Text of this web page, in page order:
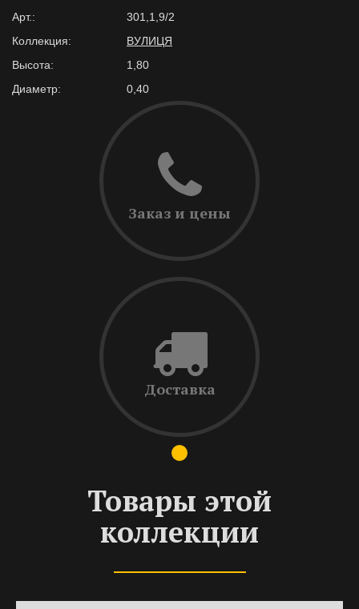
Арт.:
301,1,9/2
Коллекция:
ВУЛИЦЯ
Высота:
1,80
Диаметр:
0,40
Заказ и цены
Доставка
Товары этой
коллекции